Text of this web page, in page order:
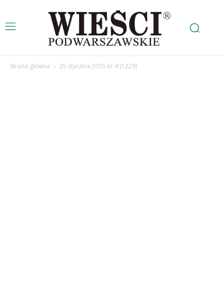
Strona główna 25 stycznia 2015 nr 4 (1229)